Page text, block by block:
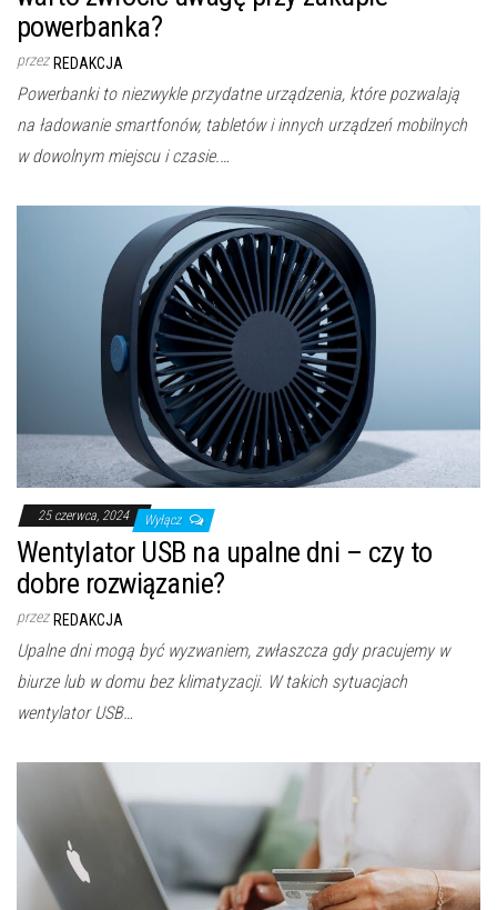
powerbanka?
przez REDAKCJA
Powerbanki to niezwykle przydatne urządzenia, które pozwalają
na ładowanie smartfonów, tabletów i innych urządzeń mobilnych
w dowolnym miejscu i czasie.…
25 czerwca, 2024 Wyłącz
Wentylator USB na upalne dni – czy to
dobre rozwiązanie?
przez REDAKCJA
Upalne dni mogą być wyzwaniem, zwłaszcza gdy pracujemy w
biurze lub w domu bez klimatyzacji. W takich sytuacjach
wentylator USB…